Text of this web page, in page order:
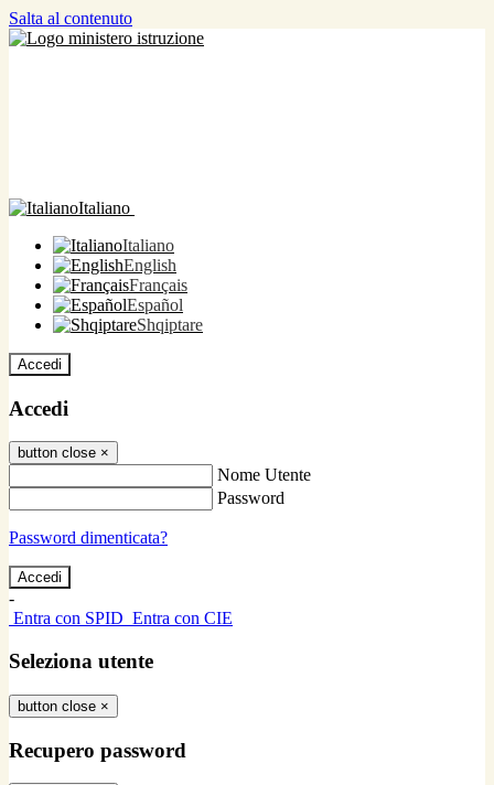
Salta al contenuto
Italiano
Italiano
English
Français
Español
Shqiptare
Accedi
Accedi
button close ×
Nome Utente
Password
Password dimenticata?
-
Entra con SPID Entra con CIE
Seleziona utente
button close ×
Recupero password